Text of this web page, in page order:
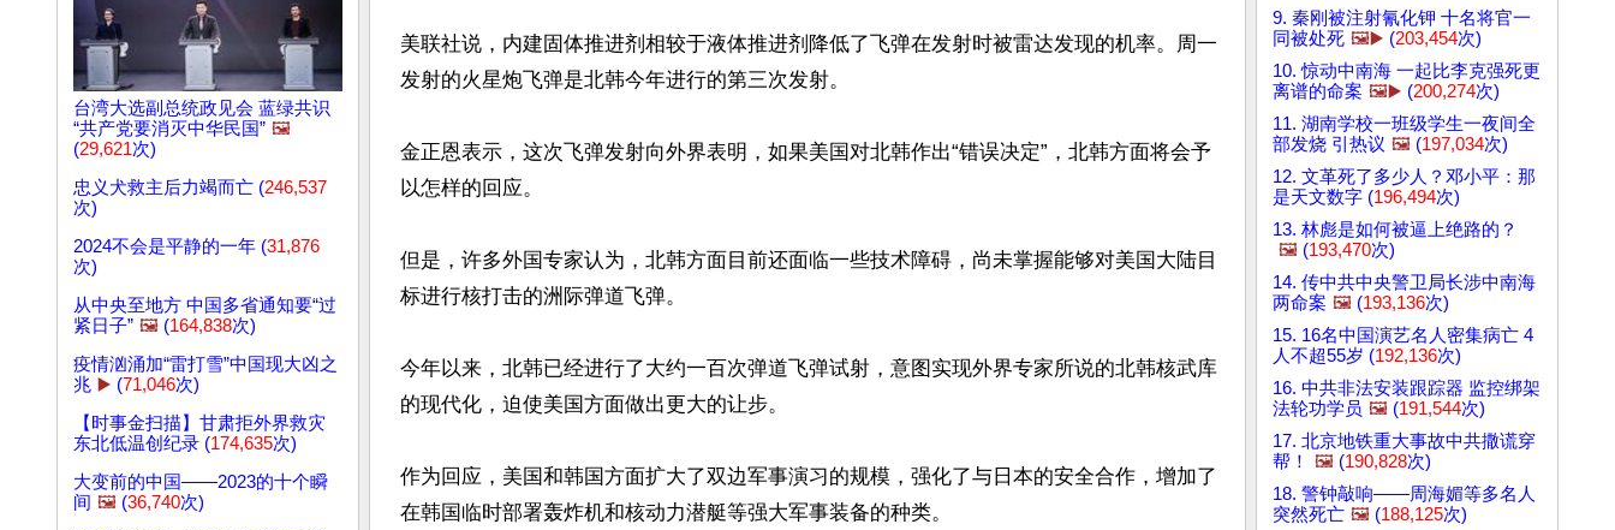
台湾大选副总统政见会 蓝绿共识
“共产党要消灭中华民国” 🖼️
(29,621次)
忠义犬救主后力竭而亡 (246,537
次)
2024不会是平静的一年 (31,876
次)
从中央至地方 中国多省通知要“过
紧日子” 🖼️ (164,838次)
疫情汹涌加“雷打雪”中国现大凶之
兆 ▶️ (71,046次)
【时事金扫描】甘肃拒外界救灾
东北低温创纪录 (174,635次)
大变前的中国——2023的十个瞬
间 🖼️ (36,740次)
美联社说，内建固体推进剂相较于液体推进剂降低了飞弹在发射时被雷达发现的机率。周一
发射的火星炮飞弹是北韩今年进行的第三次发射。
金正恩表示，这次飞弹发射向外界表明，如果美国对北韩作出“错误决定”，北韩方面将会予
以怎样的回应。
但是，许多外国专家认为，北韩方面目前还面临一些技术障碍，尚未掌握能够对美国大陆目
标进行核打击的洲际弹道飞弹。
今年以来，北韩已经进行了大约一百次弹道飞弹试射，意图实现外界专家所说的北韩核武库
的现代化，迫使美国方面做出更大的让步。
作为回应，美国和韩国方面扩大了双边军事演习的规模，强化了与日本的安全合作，增加了
在韩国临时部署轰炸机和核动力潜艇等强大军事装备的种类。
9. 秦刚被注射氰化钾 十名将官一
同被处死 🖼️▶️ (203,454次)
10. 惊动中南海 一起比李克强死更
离谱的命案 🖼️▶️ (200,274次)
11. 湖南学校一班级学生一夜间全
部发烧 引热议 🖼️ (197,034次)
12. 文革死了多少人？邓小平：那
是天文数字 (196,494次)
13. 林彪是如何被逼上绝路的？
🖼️ (193,470次)
14. 传中共中央警卫局长涉中南海
两命案 🖼️ (193,136次)
15. 16名中国演艺名人密集病亡 4
人不超55岁 (192,136次)
16. 中共非法安装跟踪器 监控绑架
法轮功学员 🖼️ (191,544次)
17. 北京地铁重大事故中共撒谎穿
帮！
🖼️ (190,828次)
18. 警钟敲响——周海媚等多名人
突然死亡 🖼️ (188,125次)